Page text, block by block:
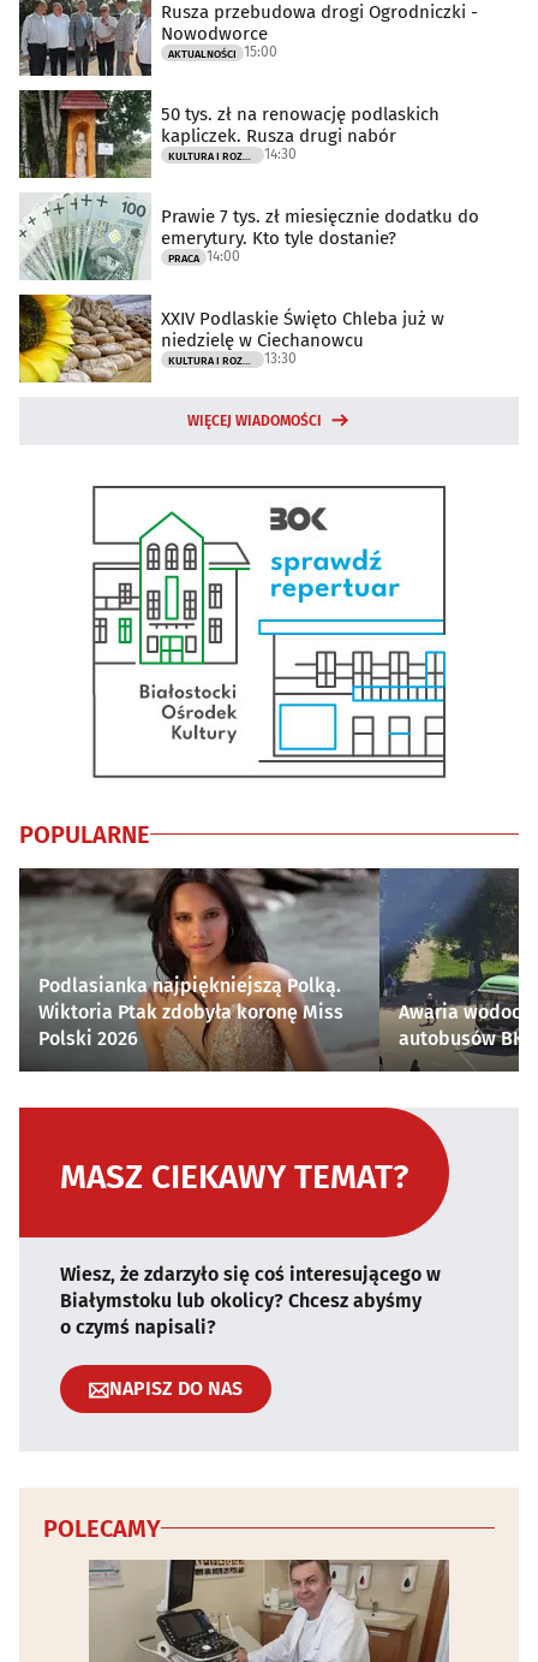
Rusza przebudowa drogi Ogrodniczki -
Nowodworce
AKTUALNOŚCI 15:00
50 tys. zł na renowację podlaskich
kapliczek. Rusza drugi nabór
KULTURA I ROZRYWKA 14:30
Prawie 7 tys. zł miesięcznie dodatku do
emerytury. Kto tyle dostanie?
PRACA 14:00
XXIV Podlaskie Święto Chleba już w
niedzielę w Ciechanowcu
KULTURA I ROZRYWKA 13:30
WIĘCEJ WIADOMOŚCI
POPULARNE
Podlasianka najpiękniejszą Polką.
Wiktoria Ptak zdobyła koronę Miss
Polski 2026
Awaria
autobusów
MASZ CIEKAWY TEMAT?
Wiesz, że zdarzyło się coś interesującego w
Białymstoku lub okolicy? Chcesz abyśmy
o czymś napisali?
NAPISZ DO NAS
POLECAMY